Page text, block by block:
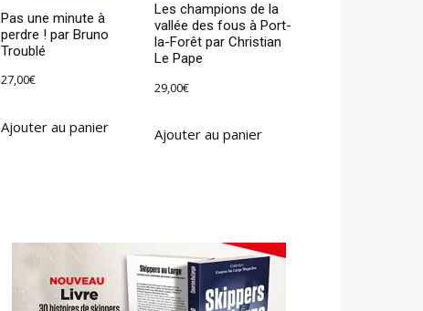
Pas une minute à
perdre ! par Bruno
Troublé
27,00€
Ajouter au panier
Les champions de la
vallée des fous à Port-
la-Forêt par Christian
Le Pape
29,00€
Ajouter au panier